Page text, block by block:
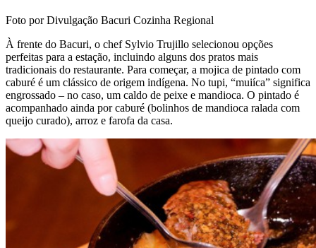
Foto por Divulgação Bacuri Cozinha Regional
À frente do Bacuri, o chef Sylvio Trujillo selecionou opções
perfeitas para a estação, incluindo alguns dos pratos mais
tradicionais do restaurante. Para começar, a mojica de pintado com
caburé é um clássico de origem indígena. No tupi, “muiíca” significa
engrossado – no caso, um caldo de peixe e mandioca. O pintado é
acompanhado ainda por caburé (bolinhos de mandioca ralada com
queijo curado), arroz e farofa da casa.